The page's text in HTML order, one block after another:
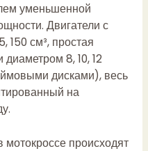
уменьшенной
Двигатели с
150 см³, простая
диаметром 8, 10, 12
дисками), весь
на
происходят